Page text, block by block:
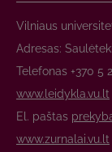
Vilniaus
Adresas:
Telefonas +370 5
www.leidykla.vu.lt
El. paštas
www.zurnalai.vu.lt